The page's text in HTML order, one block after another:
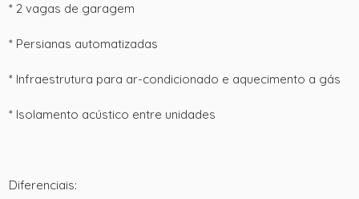
* 2 vagas de garagem
* Persianas automatizadas
* Infraestrutura para ar-condicionado e aquecimento a gás
* Isolamento acústico entre unidades
Diferenciais: